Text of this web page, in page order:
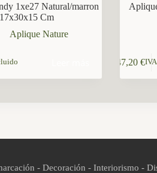
1xe27 Natural/marron
17x30x15 Cm
Aplique Nature
47,20€
- Decoración - Interiorismo -